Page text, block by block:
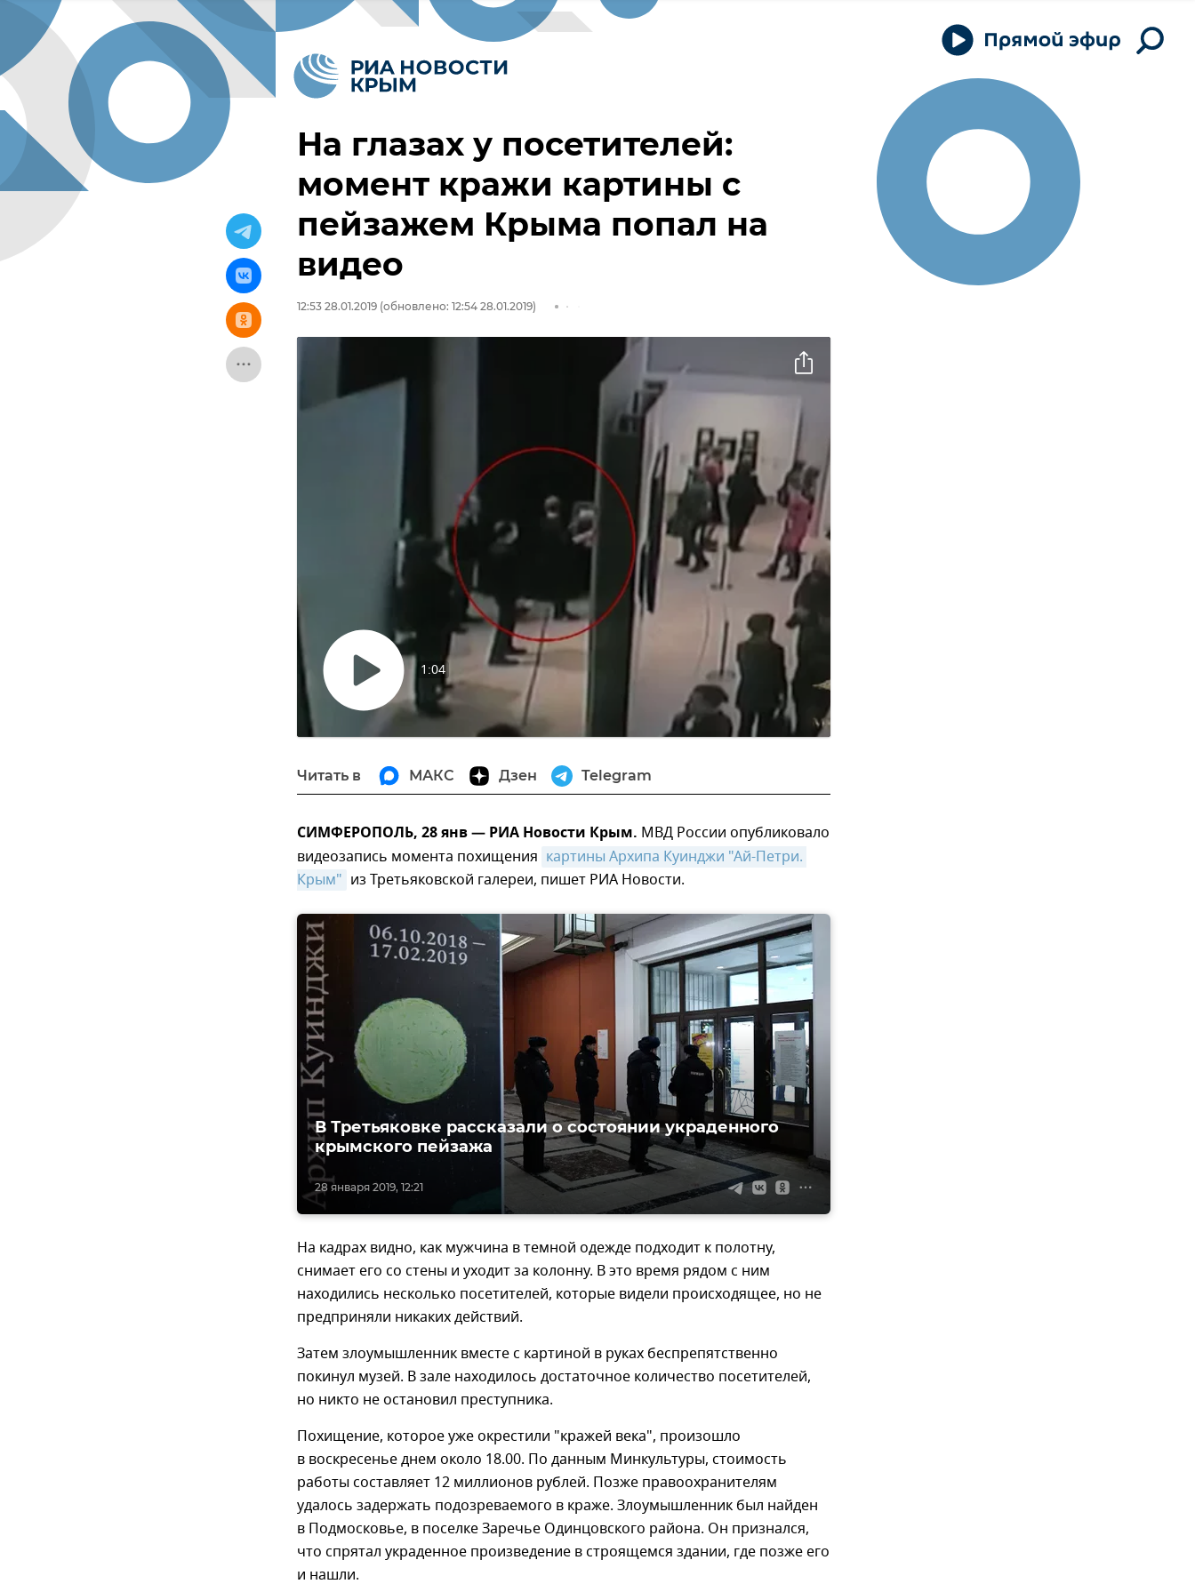
На глазах у посетителей:
момент кражи картины с
пейзажем Крыма попал на
видео
12:53 28.01.2019 (обновлено: 12:54 28.01.2019)
Воспроизвести
1:04
Читать в МАКС Дзен Telegram
СИМФЕРОПОЛЬ, 28 янв — РИА Новости Крым. МВД России опубликовало
видеозапись момента похищения картины Архипа Куинджи "Ай-Петри.
Крым" из Третьяковской галереи, пишет РИА Новости.
28 января 2019, 12:21
В Третьяковке рассказали о состоянии украденного
крымского пейзажа
На кадрах видно, как мужчина в темной одежде подходит к полотну,
снимает его со стены и уходит за колонну. В это время рядом с ним
находились несколько посетителей, которые видели происходящее, но не
предприняли никаких действий.
Затем злоумышленник вместе с картиной в руках беспрепятственно
покинул музей. В зале находилось достаточное количество посетителей,
но никто не остановил преступника.
Похищение, которое уже окрестили "кражей века", произошло
в воскресенье днем около 18.00. По данным Минкультуры, стоимость
работы составляет 12 миллионов рублей. Позже правоохранителям
удалось задержать подозреваемого в краже. Злоумышленник был найден
в Подмосковье, в поселке Заречье Одинцовского района. Он признался,
что спрятал украденное произведение в строящемся здании, где позже его
и нашли.